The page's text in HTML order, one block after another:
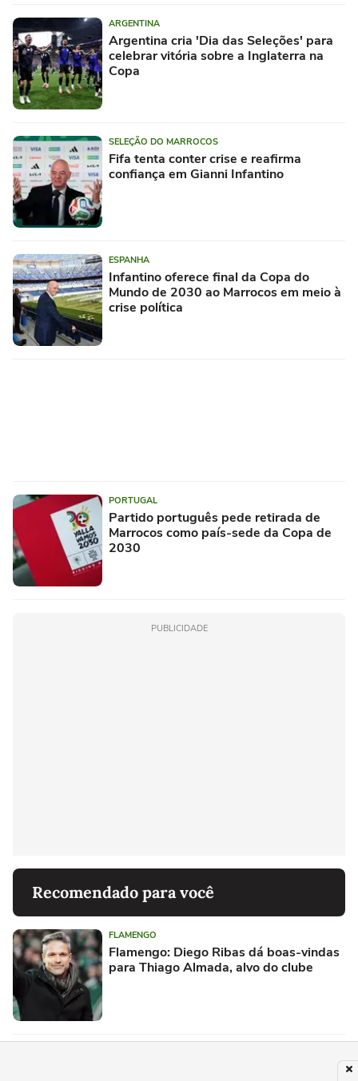
ARGENTINA
Argentina cria 'Dia das Seleções' para
celebrar vitória sobre a Inglaterra na
Copa
SELEÇÃO DO MARROCOS
Fifa tenta conter crise e reafirma
confiança em Gianni Infantino
ESPANHA
Infantino oferece final da Copa do
Mundo de 2030 ao Marrocos em meio à
crise política
PORTUGAL
Partido português pede retirada de
Marrocos como país-sede da Copa de
2030
PUBLICIDADE
Recomendado para você
FLAMENGO
Flamengo: Diego Ribas dá boas-vindas
para Thiago Almada, alvo do clube